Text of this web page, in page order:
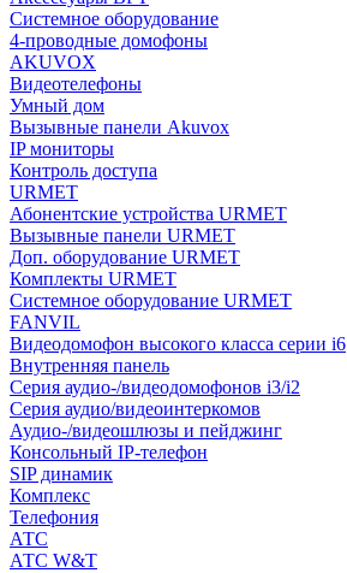
Системное оборудование
4-проводные домофоны
AKUVOX
Видеотелефоны
Умный дом
Вызывные панели Akuvox
IP мониторы
Контроль доступа
URMET
Абонентские устройства URMET
Вызывные панели URMET
Доп. оборудование URMET
Комплекты URMET
Системное оборудование URMET
FANVIL
Видеодомофон высокого класса серии i6
Внутренняя панель
Серия аудио-/видеодомофонов i3/i2
Серия аудио/видеоинтеркомов
Аудио-/видеошлюзы и пейджинг
Консольный IP-телефон
SIP динамик
Комплекс
Телефония
АТС
АТС W&T